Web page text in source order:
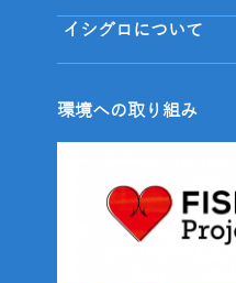
イシグロについて
環境への取り組み